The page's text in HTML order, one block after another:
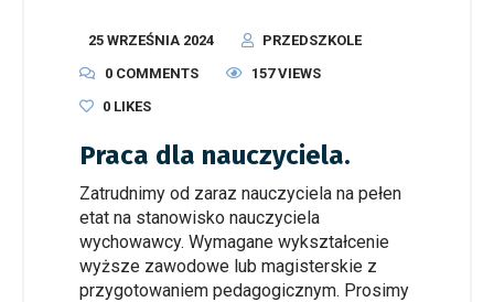
25 WRZEŚNIA 2024
PRZEDSZKOLE
0 COMMENTS
157 VIEWS
0 LIKES
Praca dla nauczyciela.
Zatrudnimy od zaraz nauczyciela na pełen
etat na stanowisko nauczyciela
wychowawcy. Wymagane wykształcenie
wyższe zawodowe lub magisterskie z
przygotowaniem pedagogicznym. Prosimy